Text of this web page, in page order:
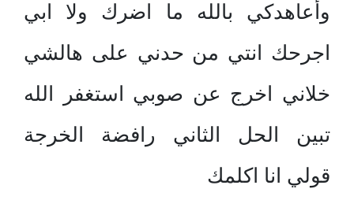
وأعاهدكي بالله ما اضرك ولا ابي
اجرحك انتي من حدني على هالشي
خلاني اخرج عن صوبي استغفر الله
تبين الحل الثاني رافضة الخرجة
قولي انا اكلمك